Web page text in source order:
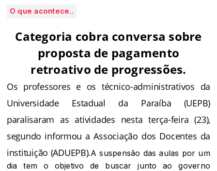
O que acontece..
Categoria cobra conversa sobre
proposta de pagamento
retroativo de progressões.
Os professores e os técnico-administrativos da
Universidade Estadual da Paraíba (UEPB)
paralisaram as atividades nesta terça-feira (23),
segundo informou a Associação dos Docentes da
instituição (ADUEPB).A suspensão das aulas por um
dia tem o objetivo de buscar junto ao governo